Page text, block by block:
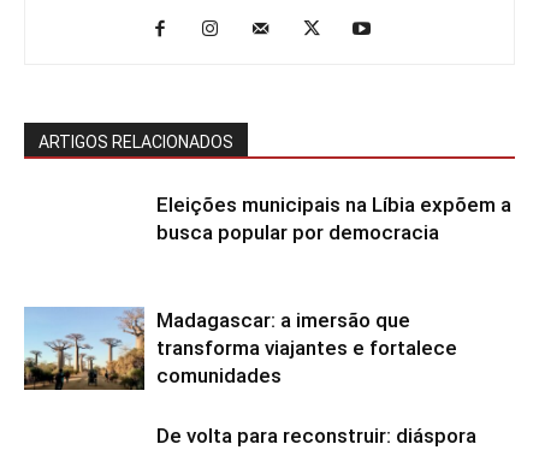
ARTIGOS RELACIONADOS
Eleições municipais na Líbia expõem a
busca popular por democracia
Madagascar: a imersão que
transforma viajantes e fortalece
comunidades
De volta para reconstruir: diáspora